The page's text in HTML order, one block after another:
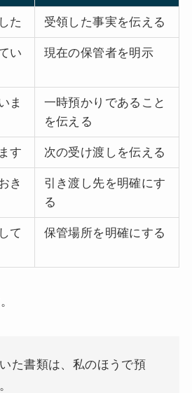
た 受領した事実を伝える
い
現在の保管者を明示
ま
一時預かりであること
を伝える
す 次の受け渡しを伝える
き
引き渡し先を明確にす
る
て
保管場所を明確にする
た書類は、私のほうで預